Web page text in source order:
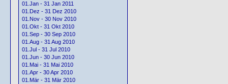
01.Jan - 31 Jan 2011
01.Dez - 31 Dez 2010
01.Nov - 30 Nov 2010
01.Okt - 31 Okt 2010
01.Sep - 30 Sep 2010
01.Aug - 31 Aug 2010
01.Jul - 31 Jul 2010
01.Jun - 30 Jun 2010
01.Mai - 31 Mai 2010
01.Apr - 30 Apr 2010
01.Mär - 31 Mär 2010